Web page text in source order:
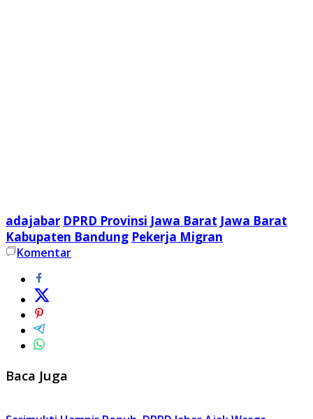
adajabar DPRD Provinsi Jawa Barat Jawa Barat
Kabupaten Bandung Pekerja Migran
Komentar
Baca Juga